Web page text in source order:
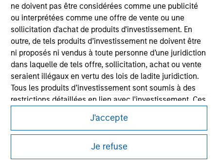
ne doivent pas être considérées comme une publicité
ou interprétées comme une offre de vente ou une
sollicitation d'achat de produits d'investissement. En
outre, de tels produits d’investissement ne doivent être
ni proposés ni vendus à toute personne d’une juridiction
dans laquelle de tels offre, sollicitation, achat ou vente
seraient illégaux en vertu des lois de ladite juridiction.
Tous les produits d’investissement sont soumis à des
restrictions détaillées en lien avec l'investissement. Ces
à ces produits d'investissement.
Je comprends également que Morgan Stanley
J'accepte
Je refuse
Morgan Stanley
Morgan Stanley Careers
This is a Marketing Communication.
It is important that users read the Terms of Use before
proceeding as it explains certain legal and regulatory
restrictions applicable to the dissemination of information
pertaining to Morgan Stanley Investment Management's